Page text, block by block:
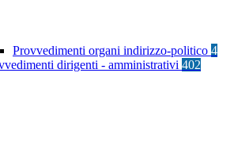
Provvedimenti organi indirizzo-politico 4
dirigenti - amministrativi 402